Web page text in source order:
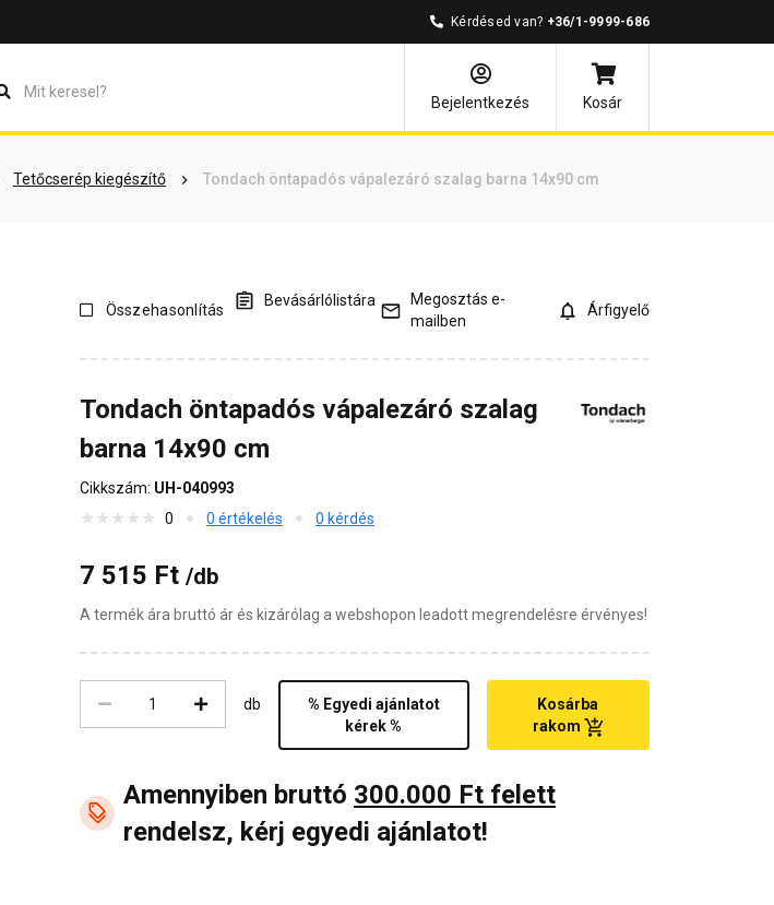
Kérdésed van? +36/1-9999-686
Bejelentkezés
Kosár
Tetőcserép kiegészítő Tondach öntapadós vápalezáró szalag barna 14x90 cm
Vásárlói vélemények Kérdések és válaszok Kapcsolódó cikkek
Összehasonlítás
Bevásárlólistára
Megosztás e-
mailben
Árfigyelő
Tondach öntapadós vápalezáró szalag
barna 14x90 cm
Cikkszám: UH-040993
0
0 értékelés 0 kérdés
7 515 Ft /db
A termék ára bruttó ár és kizárólag a webshopon leadott megrendelésre érvényes!
db
% Egyedi ajánlatot
kérek %
Kosárba
rakom
Amennyiben bruttó 300.000 Ft felett
rendelsz, kérj egyedi ajánlatot!